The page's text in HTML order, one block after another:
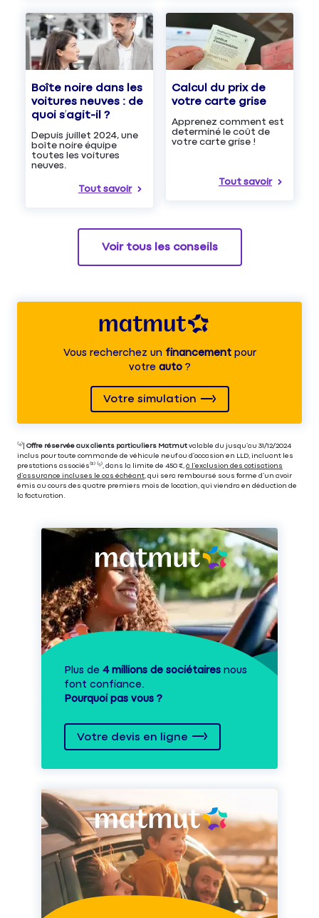
Boîte noire dans les
voitures neuves : de
quoi s’agit-il ?
Depuis juillet 2024, une
boîte noire équipe
toutes les voitures
neuves.
Tout savoir
Calcul du prix de
votre carte grise
Apprenez comment est
determiné le coût de
votre carte grise !
Tout savoir
Voir tous les conseils
Vous recherchez unfinancementpour
votre auto?
Votre simulation
⁽⁴⁾| Offre réservée aux clients particuliers Matmut valable du jusqu’au 31/12/2024
inclus pour toute commande de véhicule neuf ou d’occasion en LLD, incluant les
prestations associés⁽³⁾ ⁽⁵⁾, dans la limite de 450 €, à l’exclusion des cotisations
d’assurance incluses le cas échéant, qui sera remboursé sous forme d’un avoir
émis au cours des quatre premiers mois de location, qui viendra en déduction de
la facturation.
Plus de 4 millions de sociétaires nous
font confiance.
Pourquoi pas vous ?
Votre devis en ligne